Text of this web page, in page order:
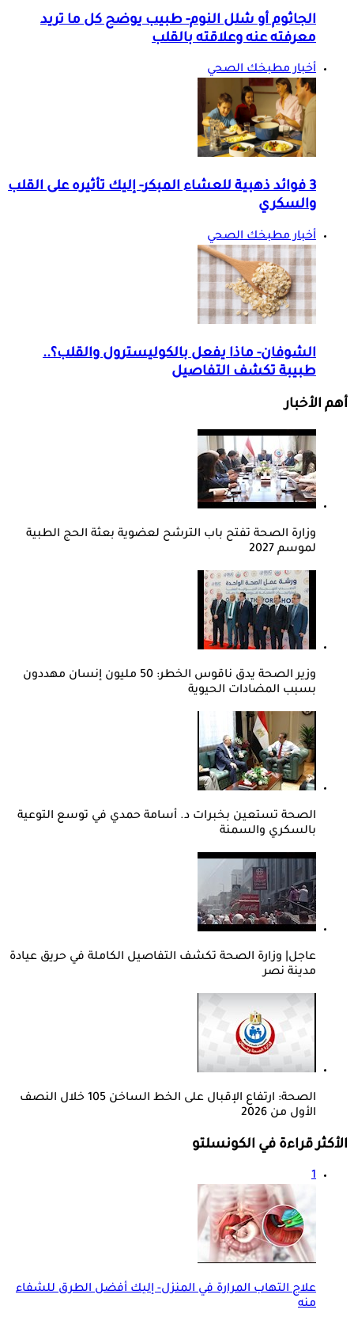
الجاثوم أو شلل النوم- طبيب يوضح كل ما تريد
معرفته عنه وعلاقته بالقلب
أخبار مطبخك الصحي
3 فوائد ذهبية للعشاء المبكر- إليك تأثيره على القلب
والسكري
أخبار مطبخك الصحي
الشوفان- ماذا يفعل بالكوليسترول والقلب؟..
طبيبة تكشف التفاصيل
أهم الأخبار
وزارة الصحة تفتح باب الترشح لعضوية بعثة الحج الطبية
لموسم 2027
وزير الصحة يدق ناقوس الخطر: 50 مليون إنسان مهددون
بسبب المضادات الحيوية
الصحة تستعين بخبرات د. أسامة حمدي في توسع التوعية
بالسكري والسمنة
عاجل| وزارة الصحة تكشف التفاصيل الكاملة في حريق عيادة
مدينة نصر
الصحة: ارتفاع الإقبال على الخط الساخن 105 خلال النصف
الأول من 2026
الأكثر قراءة في الكونسلتو
1
علاج التهاب المرارة في المنزل- إليك أفضل الطرق للشفاء
منه